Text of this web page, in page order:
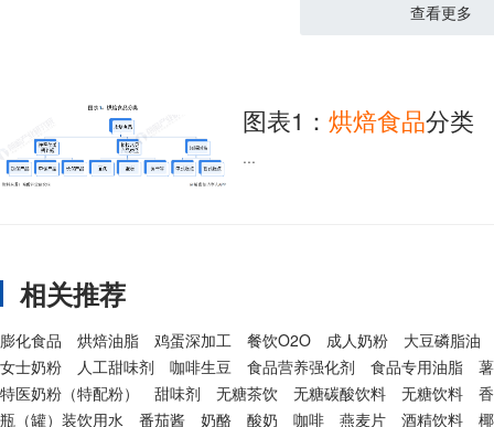
查看更多
图表1： 烘焙食品分类
...
相关推荐
膨化食品 烘焙油脂 鸡蛋深加工 餐饮O2O 成人奶粉
大豆磷脂油
女士奶粉
人工甜味剂 咖啡生豆 食品营养强化剂 食品专用油脂
特医奶粉（特配粉）
甜味剂 无糖茶饮 无糖碳酸饮料 无糖饮料
瓶（罐）装饮用水
番茄酱 奶酪 酸奶 咖啡 燕麦片 酒精饮料